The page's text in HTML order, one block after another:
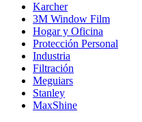
Karcher
3M Window Film
Hogar y Oficina
Protección Personal
Industria
Filtración
Meguiars
Stanley
MaxShine